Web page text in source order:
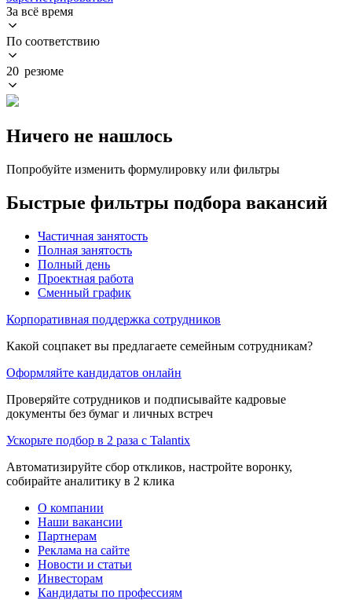
За всё время
По соответствию
20 резюме
Ничего не нашлось
Попробуйте изменить формулировку или фильтры
Быстрые фильтры подбора вакансий
Частичная занятость
Полная занятость
Полный день
Проектная работа
Сменный график
Корпоративная поддержка сотрудников
Какой соцпакет вы предлагаете семейным сотрудникам?
Оформляйте кандидатов онлайн
Проверяйте сотрудников и подписывайте кадровые
документы без бумаг и личных встреч
Ускорьте подбор в 2 раза с Talantix
Автоматизируйте сбор откликов, настройте воронку,
собирайте аналитику в 2 клика
О компании
Наши вакансии
Партнерам
Реклама на сайте
Новости и статьи
Инвесторам
Кандидаты по профессиям